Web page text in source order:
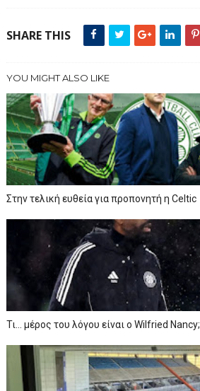
SHARE THIS
YOU MIGHT ALSO LIKE
Στην τελική ευθεία για προπονητή η Celtic
Τι… μέρος του λόγου είναι ο Wilfried Nancy;